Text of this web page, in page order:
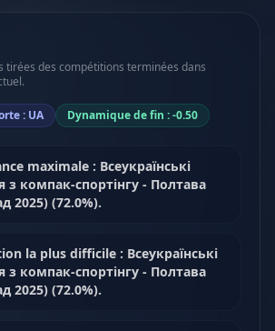
tirées des compétitions terminées dans
: UA Dynamique de fin : -0.50
maximale : Всеукраїнські
з компак-спортінгу - Полтава
2025) (72.0%).
la plus difficile : Всеукраїнські
з компак-спортінгу - Полтава
2025) (72.0%).